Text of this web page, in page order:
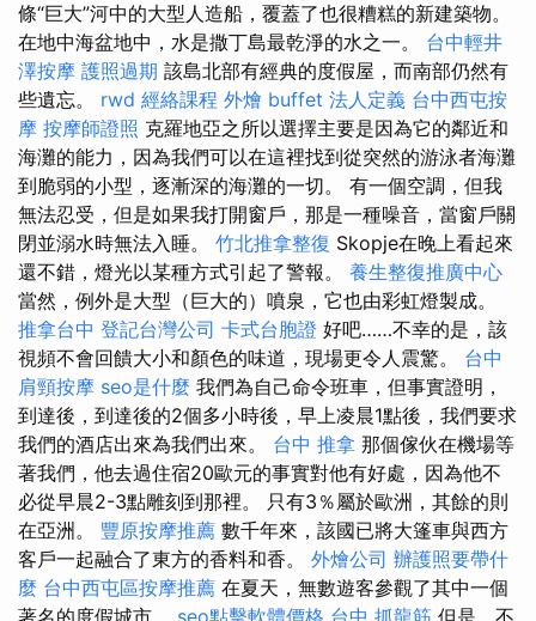
條“巨大”河中的大型人造船，覆蓋了也很糟糕的新建築物。
在地中海盆地中，水是撒丁島最乾淨的水之一。 台中輕井
澤按摩 護照過期 該島北部有經典的度假屋，而南部仍然有
些遺忘。 rwd 經絡課程 外燴 buffet 法人定義 台中西屯按
摩 按摩師證照 克羅地亞之所以選擇主要是因為它的鄰近和
海灘的能力，因為我們可以在這裡找到從突然的游泳者海灘
到脆弱的小型，逐漸深的海灘的一切。 有一個空調，但我
無法忍受，但是如果我打開窗戶，那是一種噪音，當窗戶關
閉並溺水時無法入睡。 竹北推拿整復 Skopje在晚上看起來
還不錯，燈光以某種方式引起了警報。 養生整復推廣中心
當然，例外是大型（巨大的）噴泉，它也由彩虹燈製成。
推拿台中 登記台灣公司 卡式台胞證 好吧……不幸的是，該
視頻不會回饋大小和顏色的味道，現場更令人震驚。 台中
肩頸按摩 seo是什麼 我們為自己命令班車，但事實證明，
到達後，到達後的2個多小時後，早上凌晨1點後，我們要求
我們的酒店出來為我們出來。 台中 推拿 那個傢伙在機場等
著我們，他去過住宿20歐元的事實對他有好處，因為他不
必從早晨2-3點雕刻到那裡。 只有3％屬於歐洲，其餘的則
在亞洲。 豐原按摩推薦 數千年來，該國已將大篷車與西方
客戶一起融合了東方的香料和香。 外燴公司 辦護照要帶什
麼 台中西屯區按摩推薦 在夏天，無數遊客參觀了其中一個
著名的度假城市。 seo點擊軟體價格 台中 抓龍筋 但是，不